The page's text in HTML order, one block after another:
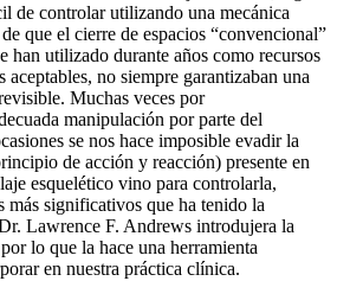
de controlar utilizando una mecánica
que el cierre de espacios “convencional”
han utilizado durante años como recursos
aceptables, no siempre garantizaban una
Muchas veces por
manipulación por parte del
se nos hace imposible evadir la
de acción y reacción) presente en
esquelético vino para controlarla,
más significativos que ha tenido la
Lawrence F. Andrews introdujera la
lo que la hace una herramienta
en nuestra práctica clínica.